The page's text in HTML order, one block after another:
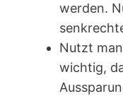
werden.
Nutzt
wichtig,